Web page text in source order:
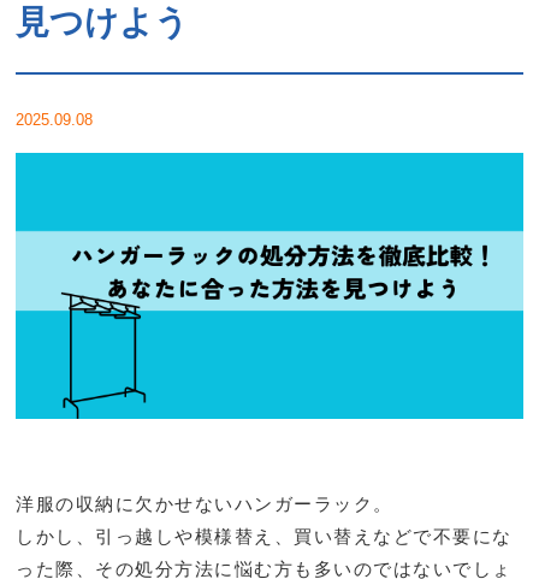
見つけよう
2025.09.08
洋服の収納に欠かせないハンガーラック。
しかし、引っ越しや模様替え、買い替えなどで不要にな
った際、その処分方法に悩む方も多いのではないでしょ